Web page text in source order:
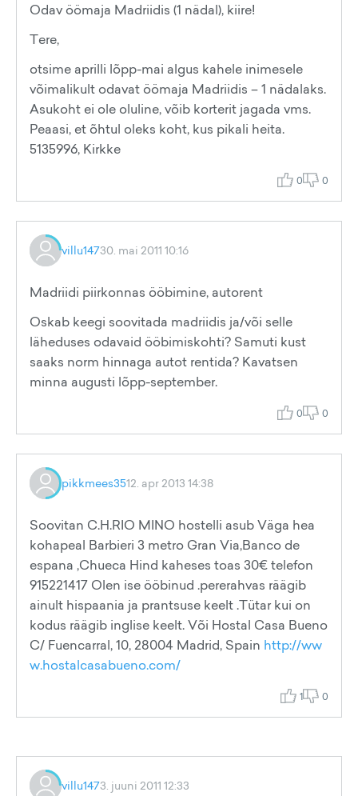
Odav öömaja Madriidis (1 nädal), kiire!
Tere,
otsime aprilli lõpp-mai algus kahele inimesele
võimalikult odavat öömaja Madriidis – 1 nädalaks.
Asukoht ei ole oluline, võib korterit jagada vms.
Peaasi, et õhtul oleks koht, kus pikali heita.
5135996, Kirkke
0 0
villu14730. mai 2011 10:16
Madriidi piirkonnas ööbimine, autorent
Oskab keegi soovitada madriidis ja/või selle
läheduses odavaid ööbimiskohti? Samuti kust
saaks norm hinnaga autot rentida? Kavatsen
minna augusti lõpp-september.
0 0
pikkmees3512. apr 2013 14:38
Soovitan C.H.RIO MINO hostelli asub Väga hea
kohapeal Barbieri 3 metro Gran Via,Banco de
espana ,Chueca Hind kaheses toas 30€ telefon
915221417 Olen ise ööbinud .pererahvas räägib
ainult hispaania ja prantsuse keelt .Tütar kui on
kodus räägib inglise keelt. Või Hostal Casa Bueno
C/ Fuencarral, 10, 28004 Madrid, Spain http://ww
w.hostalcasabueno.com/
1 0
villu1473. juuni 2011 12:33